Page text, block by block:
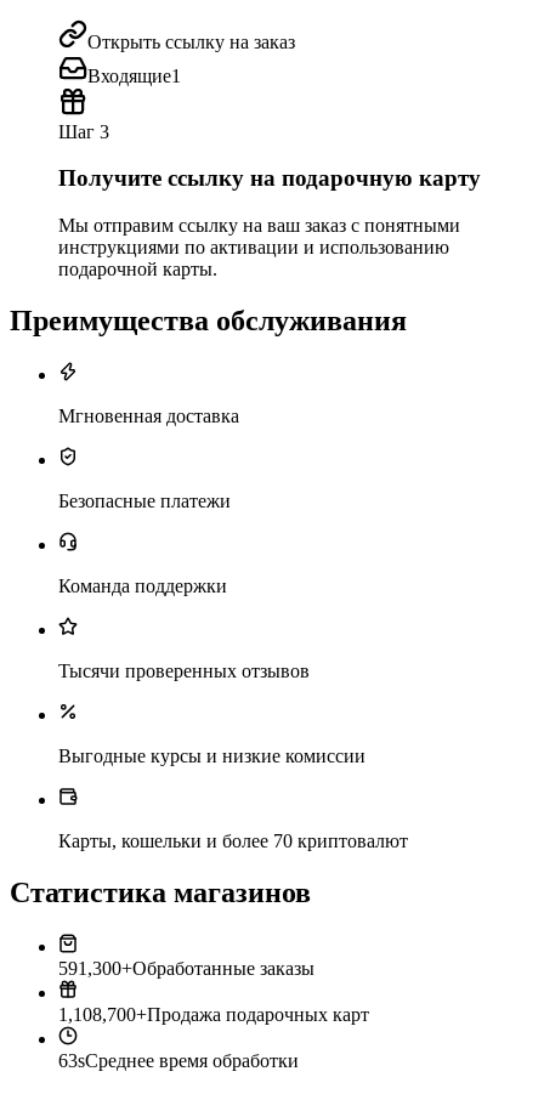
Открыть ссылку на заказ
Входящие1
Шаг 3
Получите ссылку на подарочную карту
Мы отправим ссылку на ваш заказ с понятными
инструкциями по активации и использованию
подарочной карты.
Преимущества обслуживания
Мгновенная доставка
Безопасные платежи
Команда поддержки
Тысячи проверенных отзывов
Выгодные курсы и низкие комиссии
Карты, кошельки и более 70 криптовалют
Статистика магазинов
591,300+Обработанные заказы
1,108,700+Продажа подарочных карт
63sСреднее время обработки